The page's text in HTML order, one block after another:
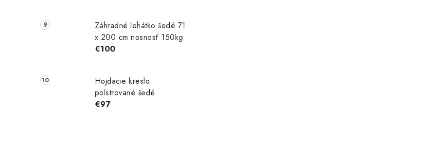
Záhradné lehátko šedé 71
x 200 cm nosnosť 150kg
€100
Hojdacie kreslo
polstrované šedé
€97